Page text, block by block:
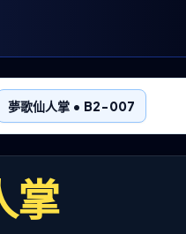
夢歌仙人掌 • B2-007
掌